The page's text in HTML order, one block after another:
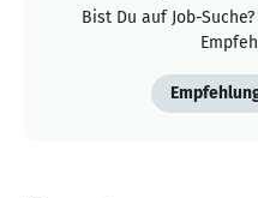
Bist Du auf Job-